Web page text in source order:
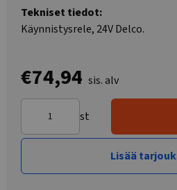
Tekniset tiedot:
Käynnistysrele, 24V Delco.
€74,94 sis. alv
st
Lisää